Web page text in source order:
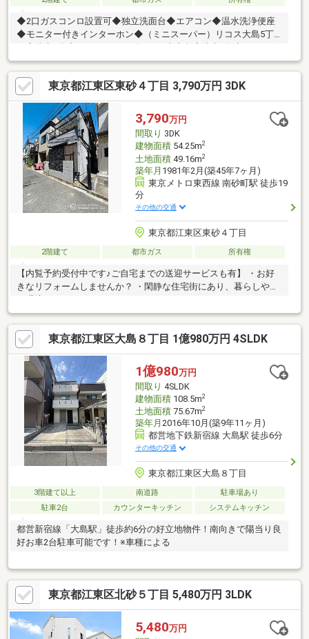
◆2口ガスコンロ設置可◆独立洗面台◆エアコン◆温水洗浄便座
◆モニター付きインターホン◆（ミニスーパー）リコス大島5丁
目店徒歩5分◆（スーパー）ダイエー東大島店徒歩9分◆（コンビ
ニ）セブンイレブン大島中の橋南店徒歩6分◆
東京都江東区東砂４丁目 3,790万円 3DK
3,790万円
間取り 3DK
建物面積54.25m2
土地面積49.16m2
築年月 1981年2月(築45年7ヶ月)
東京メトロ東西線 南砂町駅 徒歩19
分
その他の交通
東京都江東区東砂４丁目
2階建て 都市ガス 所有権
【内覧予約受付中です♪ご自宅までの送迎サービスも有】 ・お好
きなリフォームしませんか？ ・閑静な住宅街にあり、暮らしやす
東京都江東区大島８丁目 1億980万円 4SLDK
1億980万円
間取り 4SLDK
建物面積108.5m2
土地面積75.67m2
築年月 2016年10月(築9年11ヶ月)
都営地下鉄新宿線 大島駅 徒歩6分
その他の交通
東京都江東区大島８丁目
3階建て以上 南道路
駐車場あり
駐車2台
カウンターキッチン システムキッチン
都営新宿線「大島駅」徒歩約6分の好立地物件！南向きで陽当り良
好お車2台駐車可能です！※車種による
東京都江東区北砂５丁目 5,480万円 3LDK
5,480万円